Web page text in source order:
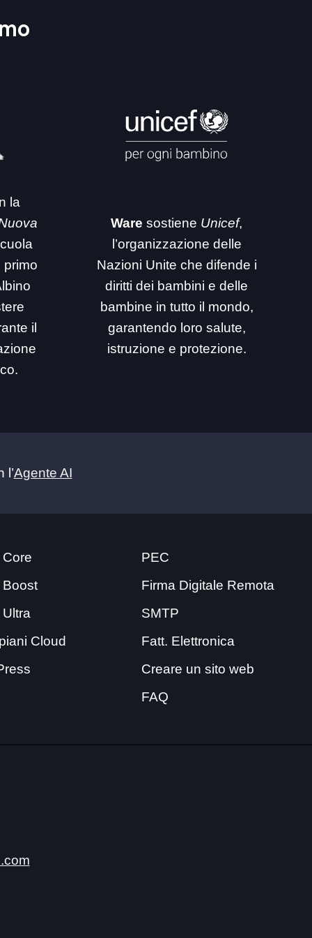
la
primo
il
Ware sostiene Unicef,
l’organizzazione delle
Nazioni Unite che difende i
diritti dei bambini e delle
bambine in tutto il mondo,
garantendo loro salute,
istruzione e protezione.
l’Agente AI
Cloud
PEC
Firma Digitale Remota
SMTP
Fatt. Elettronica
Creare un sito web
FAQ